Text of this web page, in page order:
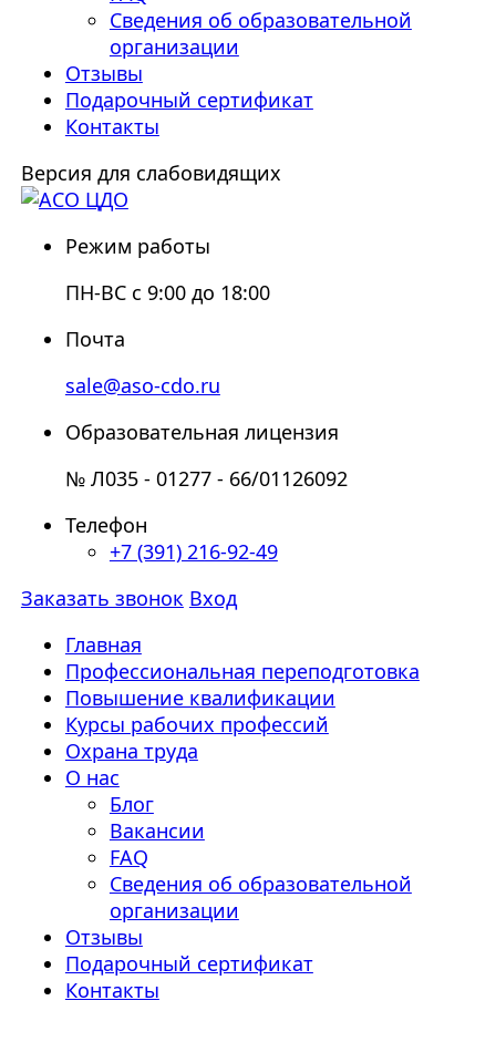
Сведения об образовательной
организации
Отзывы
Подарочный сертификат
Контакты
Версия для слабовидящих
Режим работы
ПН-ВС с 9:00 до 18:00
Почта
sale@aso-cdo.ru
Образовательная лицензия
№ Л035 - 01277 - 66/01126092
Телефон
+7 (391) 216-92-49
Заказать звонок Вход
Главная
Профессиональная переподготовка
Повышение квалификации
Курсы рабочих профессий
Охрана труда
О нас
Блог
Вакансии
FAQ
Сведения об образовательной
организации
Отзывы
Подарочный сертификат
Контакты